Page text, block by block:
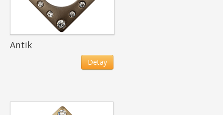
Antik
Detay